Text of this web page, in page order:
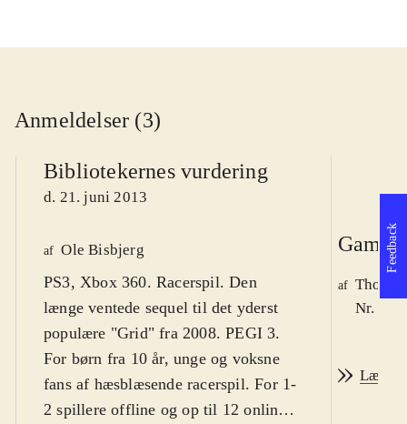
Anmeldelser (3)
Bibliotekernes vurdering
d. 21. juni 2013
af Ole Bisbjerg
PS3, Xbox 360. Racerspil. Den
længe ventede sequel til det yderst
populære "Grid" fra 2008. PEGI 3.
For børn fra 10 år, unge og voksne
fans af hæsblæsende racerspil. For 1-
2 spillere offline og op til 12 online.
Game
af
Nr.
Læs
Feedback